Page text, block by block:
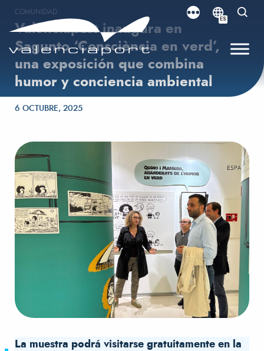
ES
COMUNIDAD
Valenciaport inaugura en
Sagunto ‘Consciència en verd’,
una exposición que combina
humor y conciencia ambiental
Publicado el
6 OCTUBRE, 2025
La muestra podrá visitarse gratuitamente en la